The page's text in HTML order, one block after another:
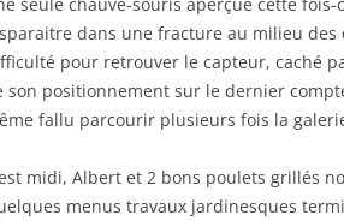
dans une fracture au milieu des
pour retrouver le capteur, caché
son positionnement sur le dernier
fallu parcourir plusieurs fois la
midi, Albert et 2 bons poulets grillés
menus travaux jardinesques